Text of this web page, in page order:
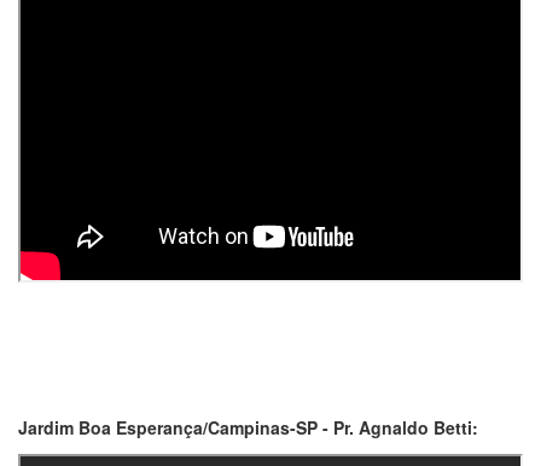
Jardim Boa Esperança/Campinas-SP - Pr. Agnaldo Betti: